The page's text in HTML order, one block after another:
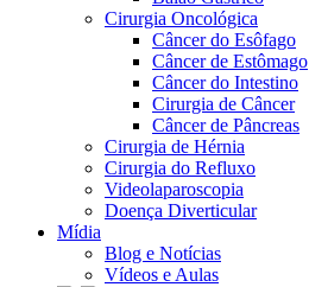
Cirurgia Oncológica
Câncer do Esôfago
Câncer de Estômago
Câncer do Intestino
Cirurgia de Câncer
Câncer de Pâncreas
Cirurgia de Hérnia
Cirurgia do Refluxo
Videolaparoscopia
Doença Diverticular
Mídia
Blog e Notícias
Vídeos e Aulas